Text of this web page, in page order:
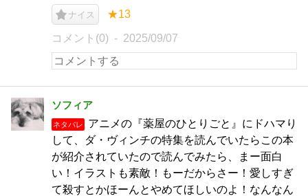
ナイス ★13
コメント(0) 2025/09/07
ソフィア
ネタバレ
アニメの『薬屋のひとりごと』にドハマり
して、ダ・ヴィンチの特集を読んでいたらこの本
が紹介されていたので読んでみたら、まー面白
い！イラストも素敵！もーだからさー！愛しすぎ
て殺すとかほーんとやめてほしいのよ！なんなん